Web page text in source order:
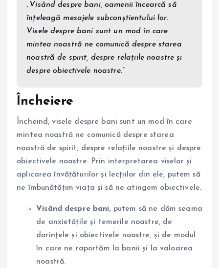
„Visând despre bani, oamenii încearcă să
înțeleagă mesajele subconștientului lor.
Visele despre bani sunt un mod în care
mintea noastră ne comunică despre starea
noastră de spirit, despre relațiile noastre și
despre obiectivele noastre.”
Încheiere
Încheind, visele despre bani sunt un mod în care
mintea noastră ne comunică despre starea
noastră de spirit, despre relațiile noastre și despre
obiectivele noastre. Prin interpretarea viselor și
aplicarea învățăturilor și lecțiilor din ele, putem să
ne îmbunătățim viața și să ne atingem obiectivele.
Visând despre bani, putem să ne dăm seama
de anxietățile și temerile noastre, de
dorințele și obiectivele noastre, și de modul
în care ne raportăm la banii și la valoarea
noastră.